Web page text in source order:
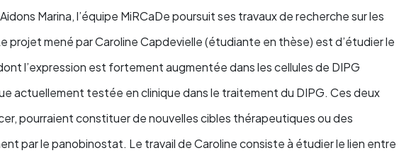
Marina, l’équipe MiRCaDe poursuit ses travaux de recherche sur les
projet mené par Caroline Capdevielle (étudiante en thèse) est d’étudier le
l’expression est fortement augmentée dans les cellules de DIPG
actuellement testée en clinique dans le traitement du DIPG. Ces deux
pourraient constituer de nouvelles cibles thérapeutiques ou des
par le panobinostat. Le travail de Caroline consiste à étudier le lien entre